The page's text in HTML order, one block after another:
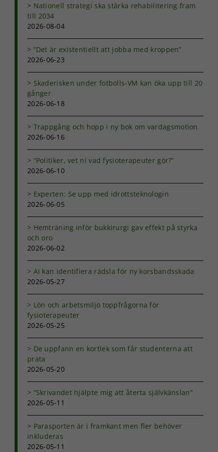
Nationell strategi ska stärka rehabilitering fram
till 2034
2026-08-04
”Det är existentiellt att jobba med kroppen”
2026-06-23
Skaderisken under fotbolls-VM kan öka upp till 20
gånger
2026-06-18
Trappgång och hopp i ny bok om vardagsmotion
2026-06-16
”Politiker, vet ni vad fysioterapeuter gör?”
2026-06-10
Experten: Se upp med idrottsteknologin
2026-06-05
Hemträning inför bukkirurgi gav effekt på styrka
och oro
2026-06-02
AI kan identifiera rädsla för ny korsbandsskada
2026-05-27
Lön och arbetsmiljö toppfrågorna för
fysioterapeuter
2026-05-25
De uppfann en kortlek som får studenterna att
prata
2026-05-20
”Skrivandet hjälpte mig att återta självkänslan”
2026-05-11
Parasporten är i framkant men fler behöver
inkluderas
2026-05-11
Nödvändiga
välja bort. De
behövs för
taget ska
fungera.
Statistik
För att vi ska
hemsidans
funktionalitet
hemsidan